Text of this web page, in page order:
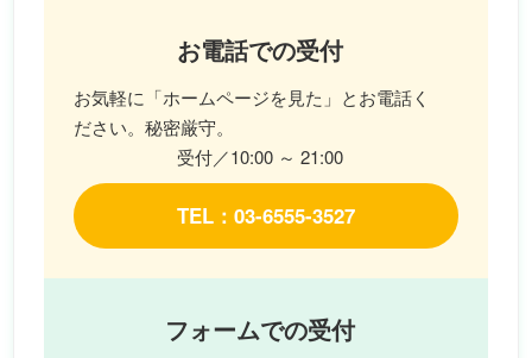
お電話での受付
お気軽に「ホームページを見た」とお電話く
ださい。秘密厳守。
受付／10:00 ～ 21:00
TEL：03-6555-3527
フォームでの受付